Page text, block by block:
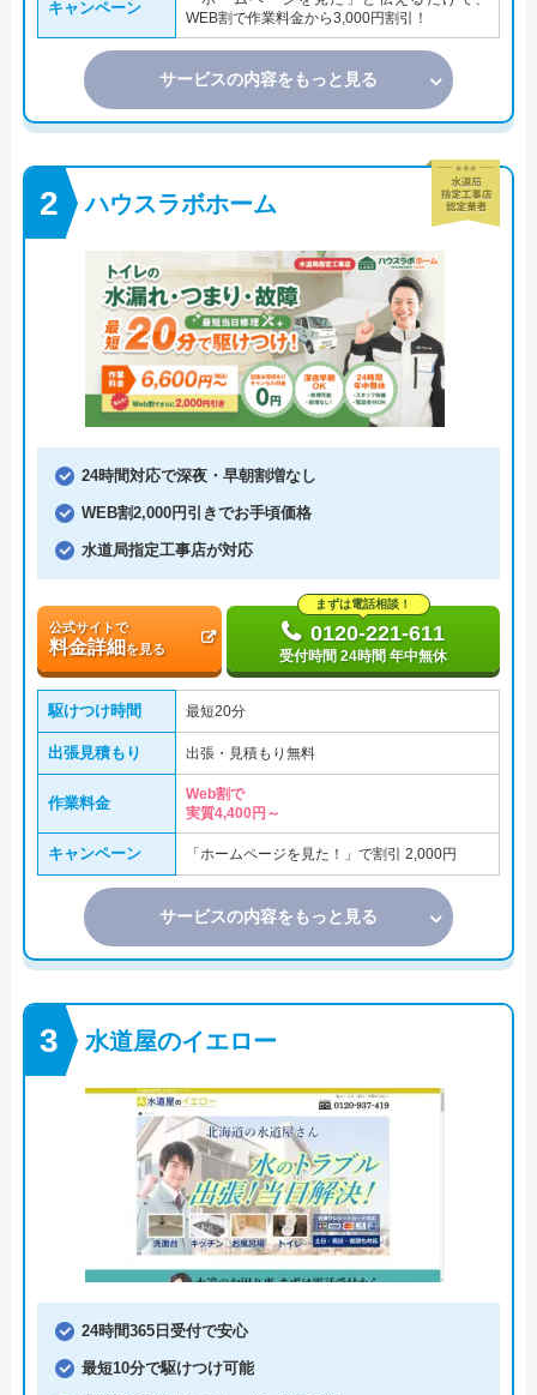
キャンペーン
WEB割で作業料金から3,000円割引！
サービスの内容をもっと見る
ハウスラボホーム
24時間対応で深夜・早朝割増なし
WEB割2,000円引きでお手頃価格
水道局指定工事店が対応
公式サイトで
料金詳細を見る
まずは電話相談！
0120-221-611
受付時間 24時間 年中無休
駆けつけ時間 最短20分
出張見積もり 出張・見積もり無料
作業料金
Web割で
実質4,400円～
キャンペーン 「ホームページを見た！」で割引 2,000円
サービスの内容をもっと見る
水道屋のイエロー
24時間365日受付で安心
最短10分で駆けつけ可能